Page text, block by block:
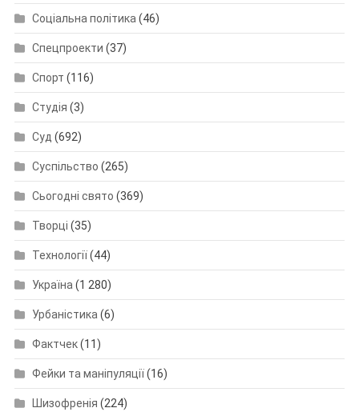
Соціальна політика(46)
Спецпроекти (37)
Спорт (116)
Студія (3)
Суд (692)
Суспільство (265)
Сьогодні свято (369)
Творці (35)
Технології(44)
Україна(1 280)
Урбаністика(6)
Фактчек(11)
Фейки та маніпуляції(16)
Шизофренія (224)